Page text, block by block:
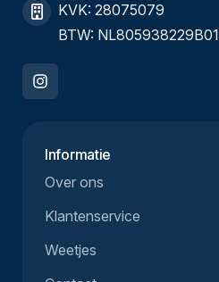
KVK: 28075079
BTW: NL805938229B01
Informatie
Over ons
Klantenservice
Weetjes